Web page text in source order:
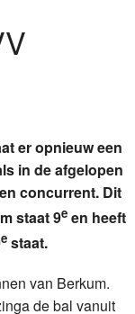
er opnieuw een
in de afgelopen
concurrent. Dit
staat 9e en heeft
e staat.
van Berkum.
de bal vanuit